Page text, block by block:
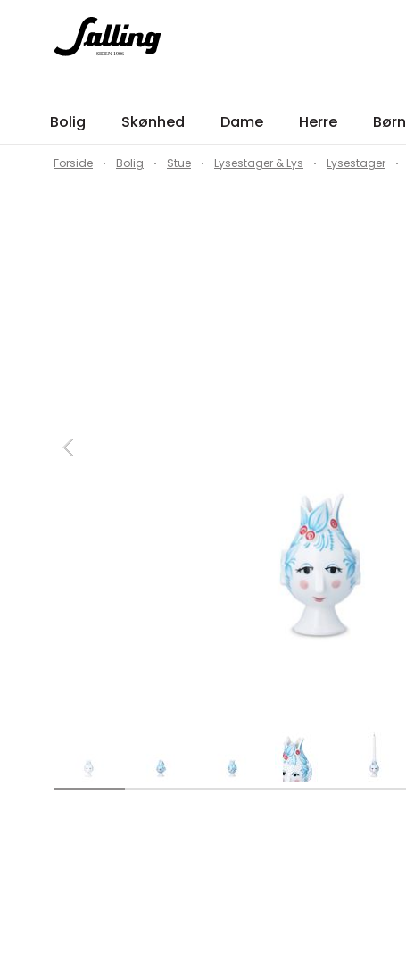
Bolig Skønhed Dame Herre Børn
Forside Bolig Stue Lysestager & Lys Lysestager